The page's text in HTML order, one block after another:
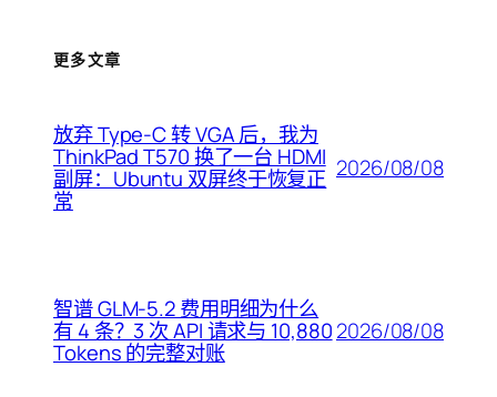
更多文章
放弃 Type-C 转 VGA 后，我为
ThinkPad T570 换了一台 HDMI
副屏：Ubuntu 双屏终于恢复正
常
2026/08/08
智谱 GLM-5.2 费用明细为什么
有 4 条？3 次 API 请求与 10,880
Tokens 的完整对账
2026/08/08